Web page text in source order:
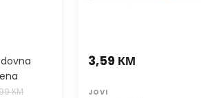
КМ
3,59 КМ
JOVI